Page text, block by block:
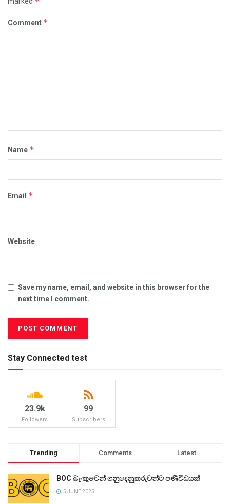
Comment *
Name *
Email *
Website
Save my name, email, and website in this browser for the
next time I comment.
Stay Connected test
23.9k
Followers
99
Subscribers
Trending Comments Latest
BOC බැංකුවෙන් ගනුදෙනුකරුවන්ට පණිවිඩයක්
5 JUNE 2025